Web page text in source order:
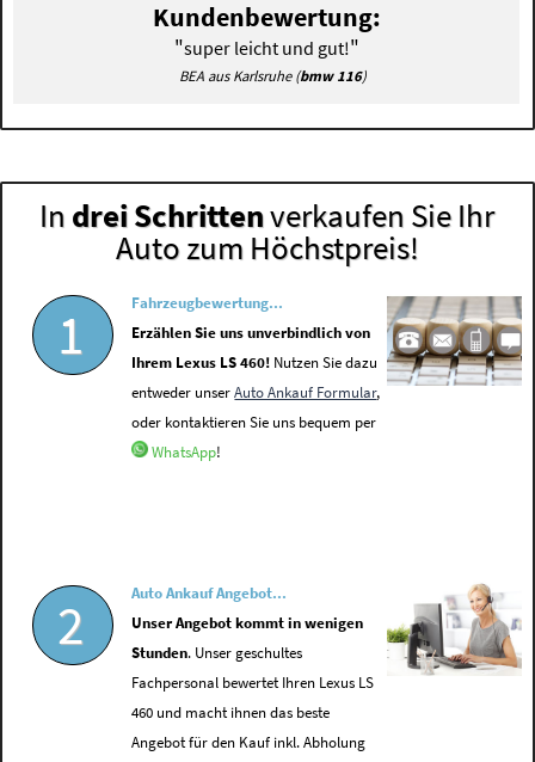
Kundenbewertung:
"super leicht und gut!"
BEA aus Karlsruhe (bmw 116)
In drei Schrittenverkaufen Sie Ihr
Auto zum Höchstpreis!
1
Fahrzeugbewertung...
Erzählen Sie uns unverbindlich von
Ihrem Lexus LS 460! Nutzen Sie dazu
entweder unserAuto Ankauf Formular,
oder kontaktieren Sie uns bequem per
WhatsApp!
2
Auto Ankauf Angebot...
Unser Angebot kommt in wenigen
Stunden. Unser geschultes
Fachpersonal bewertet Ihren Lexus LS
460 und macht ihnen das beste
Angebot für den Kauf inkl. Abholung